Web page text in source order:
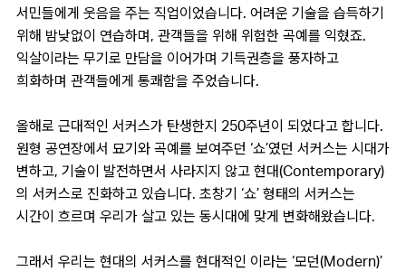
서민들에게 웃음을 주는 직업이었습니다. 어려운 기술을 습득하기
위해 밤낮없이 연습하며, 관객들을 위해 위험한 곡예를 익혔죠.
익살이라는 무기로 만담을 이어가며 기득권층을 풍자하고
희화하며 관객들에게 통쾌함을 주었습니다.
올해로 근대적인 서커스가 탄생한지 250주년이 되었다고 합니다.
원형 공연장에서 묘기와 곡예를 보여주던 ‘쇼’였던 서커스는 시대가
변하고, 기술이 발전하면서 사라지지 않고 현대(Contemporary)
의 서커스로 진화하고 있습니다. 초창기 ‘쇼’ 형태의 서커스는
시간이 흐르며 우리가 살고 있는 동시대에 맞게 변화해왔습니다.
그래서 우리는 현대의 서커스를 현대적인 이라는 ‘모던(Modern)’